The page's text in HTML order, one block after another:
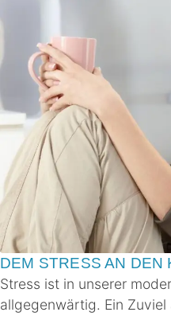
DEM STRESS AN DEN
Stress ist in unserer
allgegenwärtig. Ein